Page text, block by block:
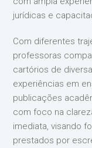
jurídicas e
Com diferentes
professoras
cartórios de
experiências em
publicações
com foco na
imediata, visando
prestados por